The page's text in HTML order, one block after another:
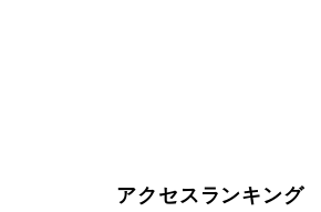
アクセスランキング